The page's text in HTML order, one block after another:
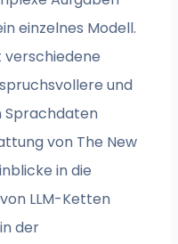
einzelnes Modell.
verschiedene
und
Sprachdaten
von The New
in die
LLM-Ketten
der